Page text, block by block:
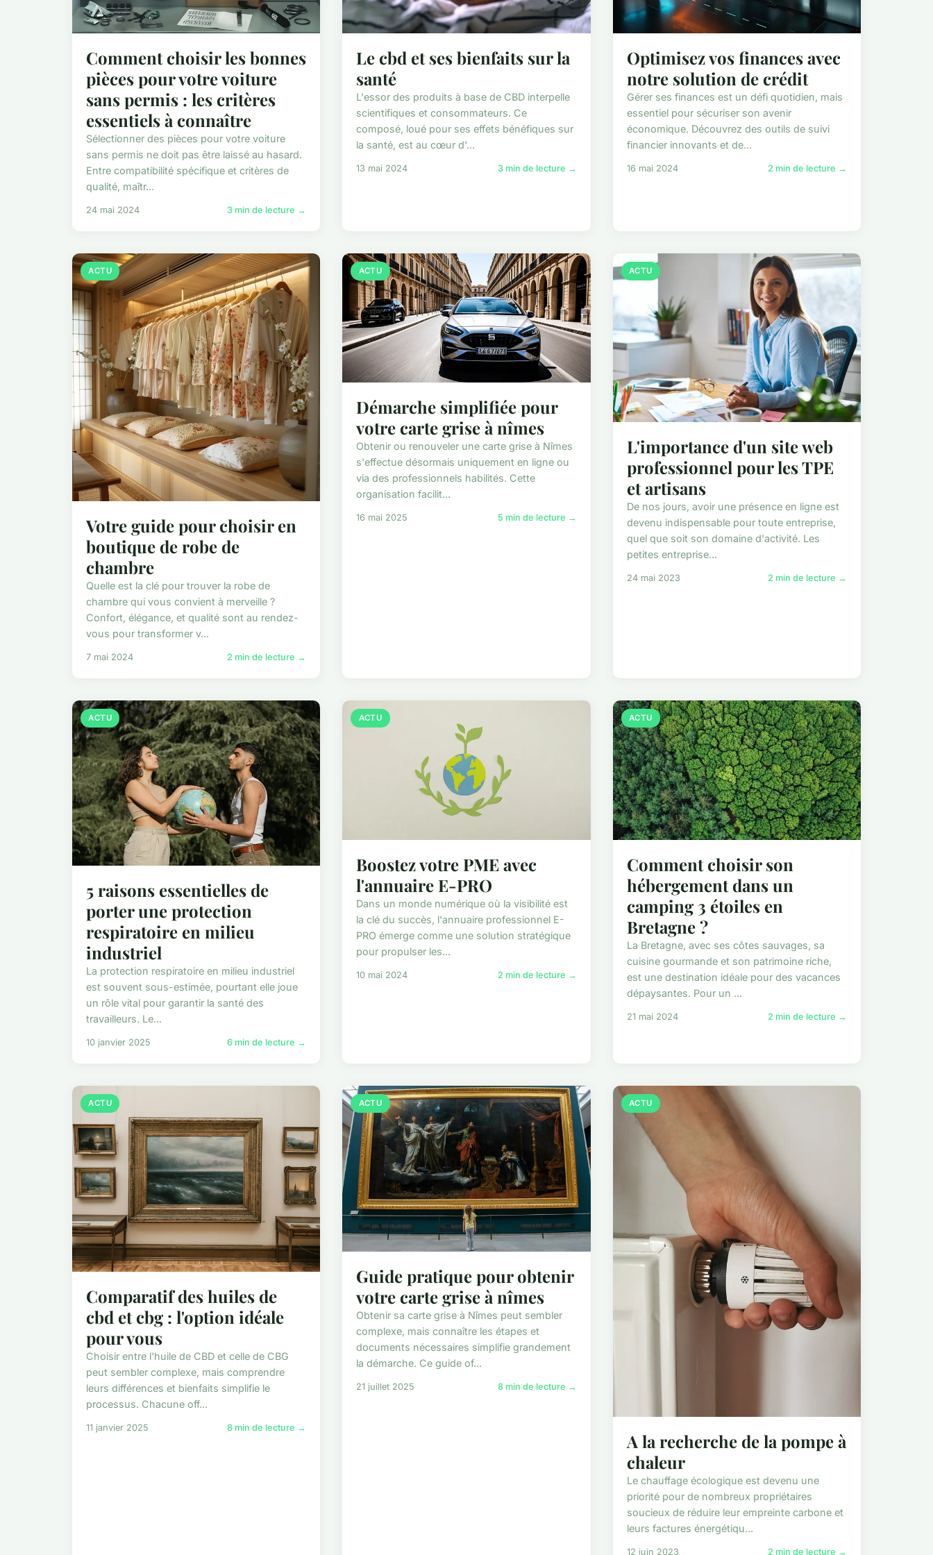
Comment choisir les bonnes
pièces pour votre voiture
sans permis : les critères
essentiels à connaître
Sélectionner des pièces pour votre voiture
sans permis ne doit pas être laissé au hasard.
Entre compatibilité spécifique et critères de
qualité, maîtr...
24 mai 2024 3 min de lecture →
Le cbd et ses bienfaits sur la
santé
L'essor des produits à base de CBD interpelle
scientifiques et consommateurs. Ce
composé, loué pour ses effets bénéfiques sur
la santé, est au cœur d'...
13 mai 2024 3 min de lecture →
Optimisez vos finances avec
notre solution de crédit
Gérer ses finances est un défi quotidien, mais
essentiel pour sécuriser son avenir
économique. Découvrez des outils de suivi
financier innovants et de...
16 mai 2024 2 min de lecture →
ACTU
Votre guide pour choisir en
boutique de robe de
chambre
Quelle est la clé pour trouver la robe de
chambre qui vous convient à merveille ?
Confort, élégance, et qualité sont au rendez-
vous pour transformer v...
7 mai 2024 2 min de lecture →
ACTU
Démarche simplifiée pour
votre carte grise à nîmes
Obtenir ou renouveler une carte grise à Nîmes
s'effectue désormais uniquement en ligne ou
via des professionnels habilités. Cette
organisation facilit...
16 mai 2025 5 min de lecture →
ACTU
L'importance d'un site web
professionnel pour les TPE
et artisans
De nos jours, avoir une présence en ligne est
devenu indispensable pour toute entreprise,
quel que soit son domaine d'activité. Les
petites entreprise...
24 mai 2023 2 min de lecture →
ACTU
5 raisons essentielles de
porter une protection
respiratoire en milieu
industriel
La protection respiratoire en milieu industriel
est souvent sous-estimée, pourtant elle joue
un rôle vital pour garantir la santé des
travailleurs. Le...
10 janvier 2025 6 min de lecture →
ACTU
Boostez votre PME avec
l'annuaire E-PRO
Dans un monde numérique où la visibilité est
la clé du succès, l'annuaire professionnel E-
PRO émerge comme une solution stratégique
pour propulser les...
10 mai 2024 2 min de lecture →
ACTU
Comment choisir son
hébergement dans un
camping 3 étoiles en
Bretagne ?
La Bretagne, avec ses côtes sauvages, sa
cuisine gourmande et son patrimoine riche,
est une destination idéale pour des vacances
dépaysantes. Pour un ...
21 mai 2024 2 min de lecture →
ACTU
Comparatif des huiles de
cbd et cbg : l'option idéale
pour vous
Choisir entre l'huile de CBD et celle de CBG
peut sembler complexe, mais comprendre
leurs différences et bienfaits simplifie le
processus. Chacune off...
11 janvier 2025 8 min de lecture →
ACTU
Guide pratique pour obtenir
votre carte grise à nîmes
Obtenir sa carte grise à Nîmes peut sembler
complexe, mais connaître les étapes et
documents nécessaires simplifie grandement
la démarche. Ce guide of...
21 juillet 2025 8 min de lecture →
ACTU
A la recherche de la pompe à
chaleur
Le chauffage écologique est devenu une
priorité pour de nombreux propriétaires
soucieux de réduire leur empreinte carbone et
leurs factures énergétiqu...
12 juin 2023 2 min de lecture →